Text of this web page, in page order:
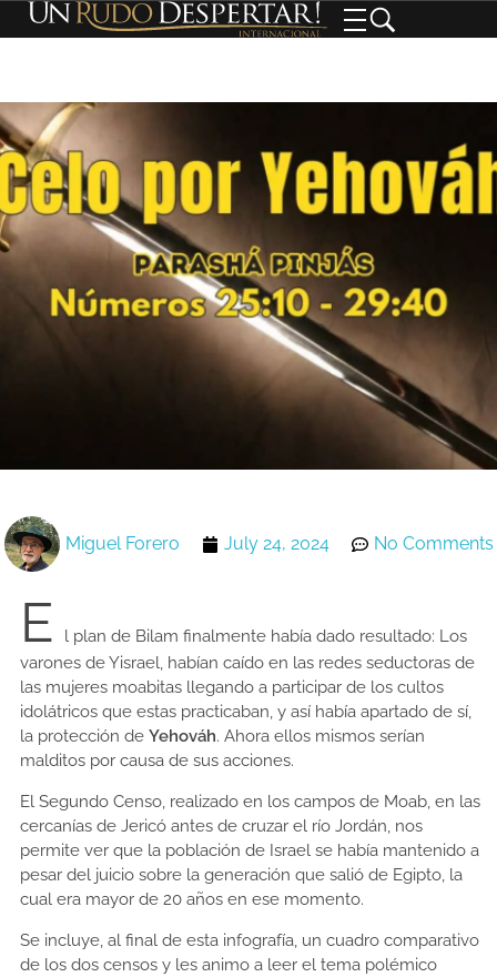
Miguel Forero July 24, 2024 No Comments
E
l plan de Bilam finalmente había dado resultado: Los
varones de Yisrael, habían caído en las redes seductoras de
las mujeres moabitas llegando a participar de los cultos
idolátricos que estas practicaban, y así había apartado de sí,
la protección de Yehováh. Ahora ellos mismos serían
malditos por causa de sus acciones.
El Segundo Censo, realizado en los campos de Moab, en las
cercanías de Jericó antes de cruzar el río Jordán, nos
permite ver que la población de Israel se había mantenido a
pesar del juicio sobre la generación que salió de Egipto, la
cual era mayor de 20 años en ese momento.
Se incluye, al final de esta infografía, un cuadro comparativo
de los dos censos y les animo a leer el tema polémico